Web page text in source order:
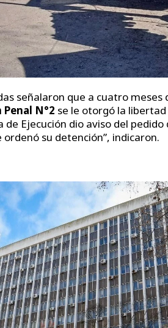
señalaron que a cuatro
N°2 se le otorgó la
de Ejecución dio aviso del
su detención”, indicaron.